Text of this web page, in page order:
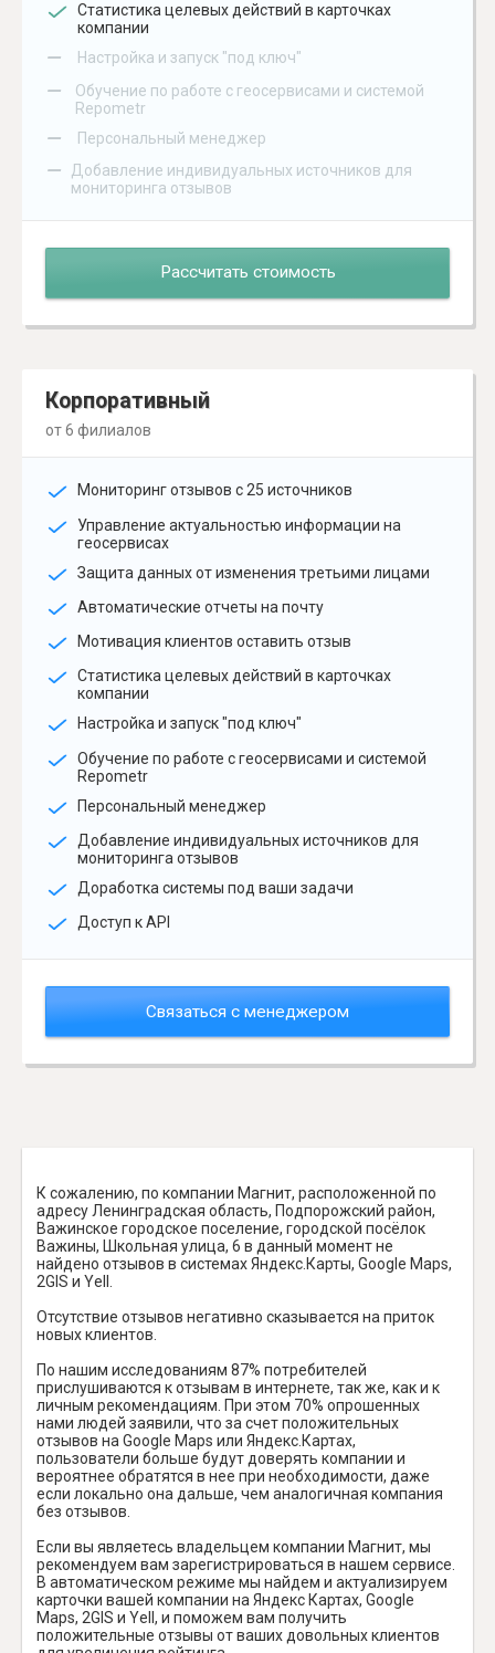
Статистика целевых действий в карточках
компании
– Настройка и запуск "под ключ"
–
Обучение по работе с геосервисами и системой
Repometr
– Персональный менеджер
–
Добавление индивидуальных источников для
мониторинга отзывов
Рассчитать стоимость
Корпоративный
от 6 филиалов
Мониторинг отзывов с 25 источников
Управление актуальностью информации на
геосервисах
Защита данных от изменения третьими лицами
Автоматические отчеты на почту
Мотивация клиентов оставить отзыв
Статистика целевых действий в карточках
компании
Настройка и запуск "под ключ"
Обучение по работе с геосервисами и системой
Repometr
Персональный менеджер
Добавление индивидуальных источников для
мониторинга отзывов
Доработка системы под ваши задачи
Доступ к API
Связаться с менеджером
К сожалению, по компании Магнит, расположенной по
адресу Ленинградская область, Подпорожский район,
Важинское городское поселение, городской посёлок
Важины, Школьная улица, 6 в данный момент не
найдено отзывов в системах Яндекс.Карты, Google Maps,
2GIS и Yell.
Отсутствие отзывов негативно сказывается на приток
новых клиентов.
По нашим исследованиям 87% потребителей
прислушиваются к отзывам в интернете, так же, как и к
личным рекомендациям. При этом 70% опрошенных
нами людей заявили, что за счет положительных
отзывов на Google Maps или Яндекс.Картах,
пользователи больше будут доверять компании и
вероятнее обратятся в нее при необходимости, даже
если локально она дальше, чем аналогичная компания
без отзывов.
Если вы являетесь владельцем компании Магнит, мы
рекомендуем вам зарегистрироваться в нашем сервисе.
В автоматическом режиме мы найдем и актуализируем
карточки вашей компании на Яндекс Картах, Google
Maps, 2GIS и Yell, и поможем вам получить
положительные отзывы от ваших довольных клиентов